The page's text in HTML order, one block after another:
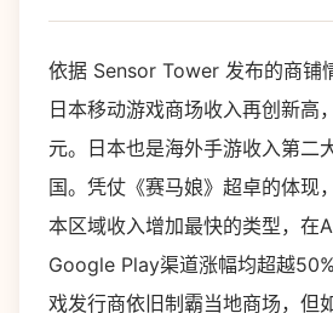
依据 Sensor Tower 发布的商铺
日本移动游戏商场收入再创新高
元。日本也是海外手游收入第二
国。凭仗《赛马娘》超卓的体现
本区域收入增加最快的类型，在
Google Play渠道涨幅均超越
戏发行商依旧制霸当地商场，但